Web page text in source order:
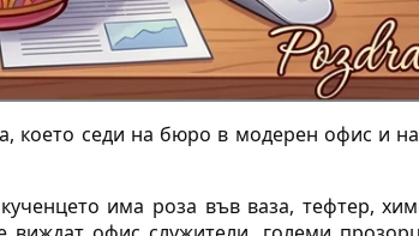
което седи на бюро в модерен офис и
има роза във ваза, тефтер,